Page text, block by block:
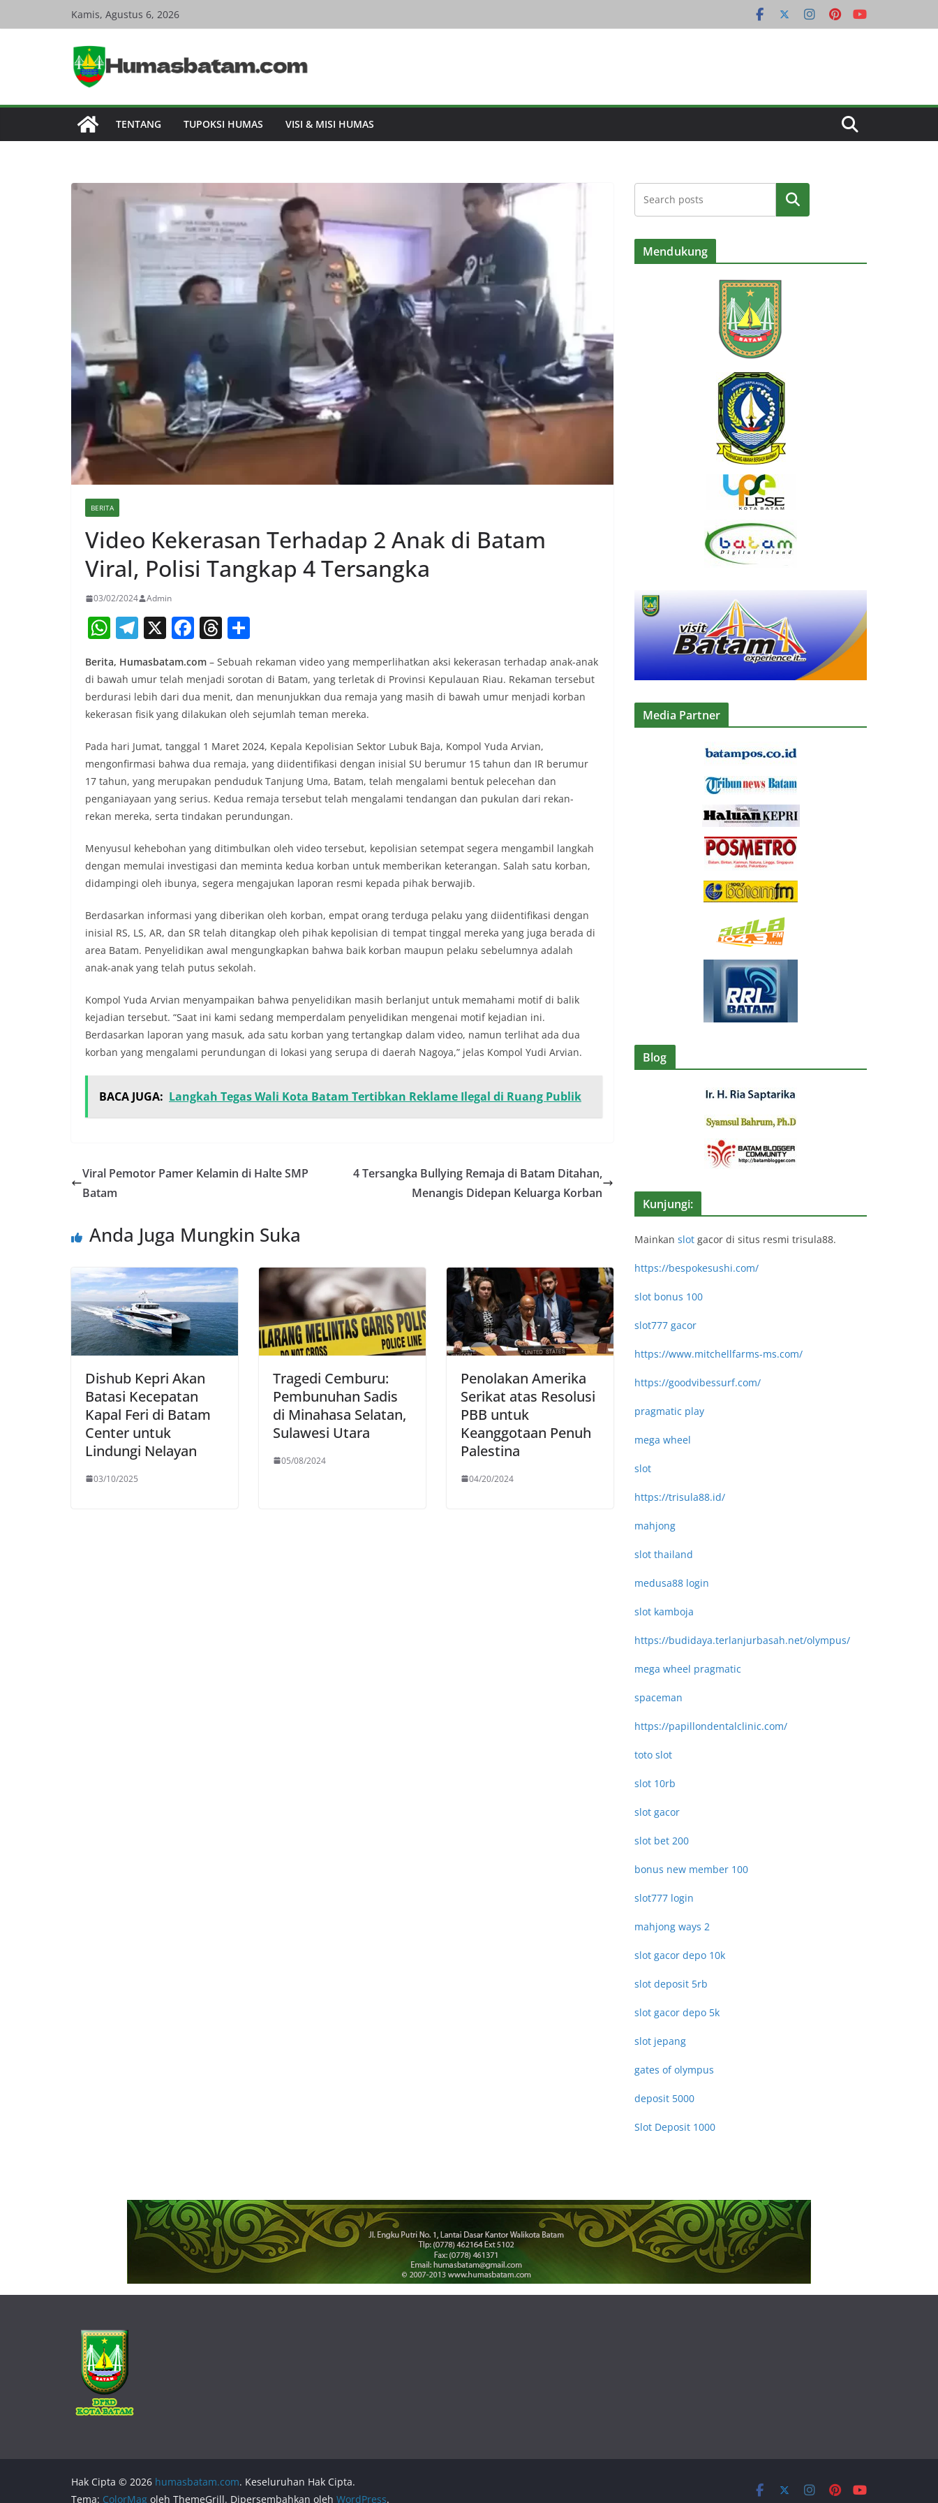
to
Kamis, Agustus 6, 2026
TENTANG TUPOKSI HUMAS VISI & MISI HUMAS
BERITA
Video Kekerasan Terhadap 2 Anak di Batam
Viral, Polisi Tangkap 4 Tersangka
03/02/2024 Admin
W
at
s
A
p
p
T
el
e
gr
a
m
X F
c
e
b
o
o
k
T
h
re
a
d
s
ar
e
Berita, Humasbatam.com – Sebuah rekaman video yang memperlihatkan aksi kekerasan terhadap anak-anak
di bawah umur telah menjadi sorotan di Batam, yang terletak di Provinsi Kepulauan Riau. Rekaman tersebut
berdurasi lebih dari dua menit, dan menunjukkan dua remaja yang masih di bawah umur menjadi korban
kekerasan fisik yang dilakukan oleh sejumlah teman mereka.
Pada hari Jumat, tanggal 1 Maret 2024, Kepala Kepolisian Sektor Lubuk Baja, Kompol Yuda Arvian,
mengonfirmasi bahwa dua remaja, yang diidentifikasi dengan inisial SU berumur 15 tahun dan IR berumur
17 tahun, yang merupakan penduduk Tanjung Uma, Batam, telah mengalami bentuk pelecehan dan
penganiayaan yang serius. Kedua remaja tersebut telah mengalami tendangan dan pukulan dari rekan-
rekan mereka, serta tindakan perundungan.
Menyusul kehebohan yang ditimbulkan oleh video tersebut, kepolisian setempat segera mengambil langkah
dengan memulai investigasi dan meminta kedua korban untuk memberikan keterangan. Salah satu korban,
didampingi oleh ibunya, segera mengajukan laporan resmi kepada pihak berwajib.
Berdasarkan informasi yang diberikan oleh korban, empat orang terduga pelaku yang diidentifikasi dengan
inisial RS, LS, AR, dan SR telah ditangkap oleh pihak kepolisian di tempat tinggal mereka yang juga berada di
area Batam. Penyelidikan awal mengungkapkan bahwa baik korban maupun pelaku sebelumnya adalah
anak-anak yang telah putus sekolah.
Kompol Yuda Arvian menyampaikan bahwa penyelidikan masih berlanjut untuk memahami motif di balik
kejadian tersebut. “Saat ini kami sedang memperdalam penyelidikan mengenai motif kejadian ini.
Berdasarkan laporan yang masuk, ada satu korban yang tertangkap dalam video, namun terlihat ada dua
korban yang mengalami perundungan di lokasi yang serupa di daerah Nagoya,” jelas Kompol Yudi Arvian.
BACA JUGA: Langkah Tegas Wali Kota Batam Tertibkan Reklame Ilegal di Ruang Publik
Viral Pemotor Pamer Kelamin di Halte SMP
Batam
4 Tersangka Bullying Remaja di Batam Ditahan,
Menangis Didepan Keluarga Korban
Anda Juga Mungkin Suka
Dishub Kepri Akan
Batasi Kecepatan
Kapal Feri di Batam
Center untuk
Lindungi Nelayan
03/10/2025
Tragedi Cemburu:
Pembunuhan Sadis
di Minahasa Selatan,
Sulawesi Utara
05/08/2024
Penolakan Amerika
Serikat atas Resolusi
PBB untuk
Keanggotaan Penuh
Palestina
04/20/2024
Cari
Mendukung
Media Partner
Blog
Kunjungi:
Mainkan slot gacor di situs resmi trisula88.
https://bespokesushi.com/
slot bonus 100
slot777 gacor
https://www.mitchellfarms-ms.com/
https://goodvibessurf.com/
pragmatic play
mega wheel
slot
https://trisula88.id/
mahjong
slot thailand
medusa88 login
slot kamboja
https://budidaya.terlanjurbasah.net/olympus/
mega wheel pragmatic
spaceman
https://papillondentalclinic.com/
toto slot
slot 10rb
slot gacor
slot bet 200
bonus new member 100
slot777 login
mahjong ways 2
slot gacor depo 10k
slot deposit 5rb
slot gacor depo 5k
slot jepang
gates of olympus
deposit 5000
Slot Deposit 1000
Hak Cipta © 2026 humasbatam.com. Keseluruhan Hak Cipta.
Tema: ColorMag oleh ThemeGrill. Dipersembahkan oleh WordPress.